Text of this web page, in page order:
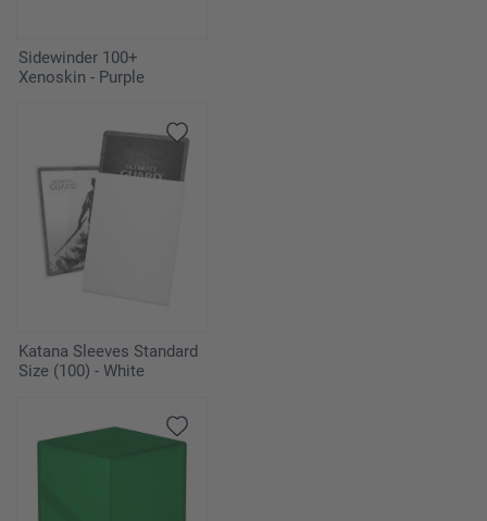
Sidewinder 100+
Xenoskin - Purple
Katana Sleeves Standard
Size (100) - White